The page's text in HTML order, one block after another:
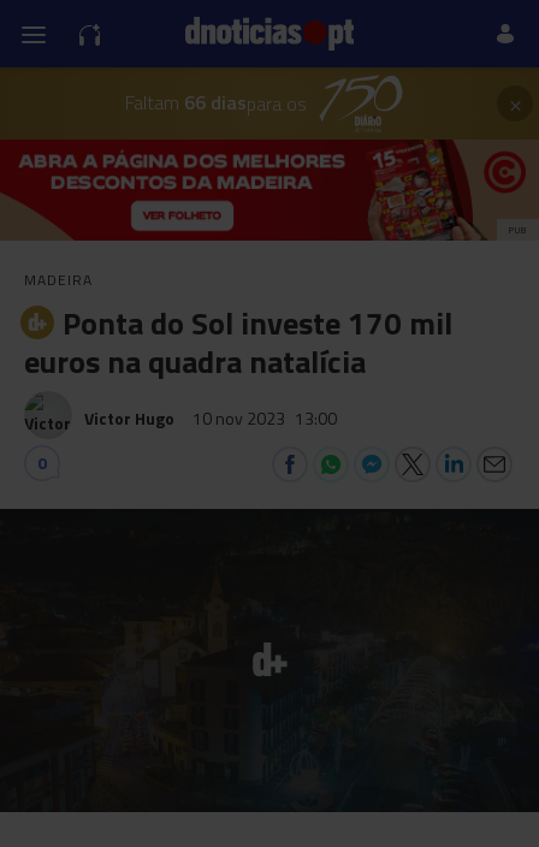
Faltam 66 diaspara os ×
PUB
MADEIRA
Ponta do Sol investe 170 mil
euros na quadra natalícia
Victor Hugo 10 nov 2023 13:00
0